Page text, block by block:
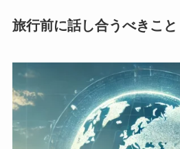
旅行前に話し合うべきこと